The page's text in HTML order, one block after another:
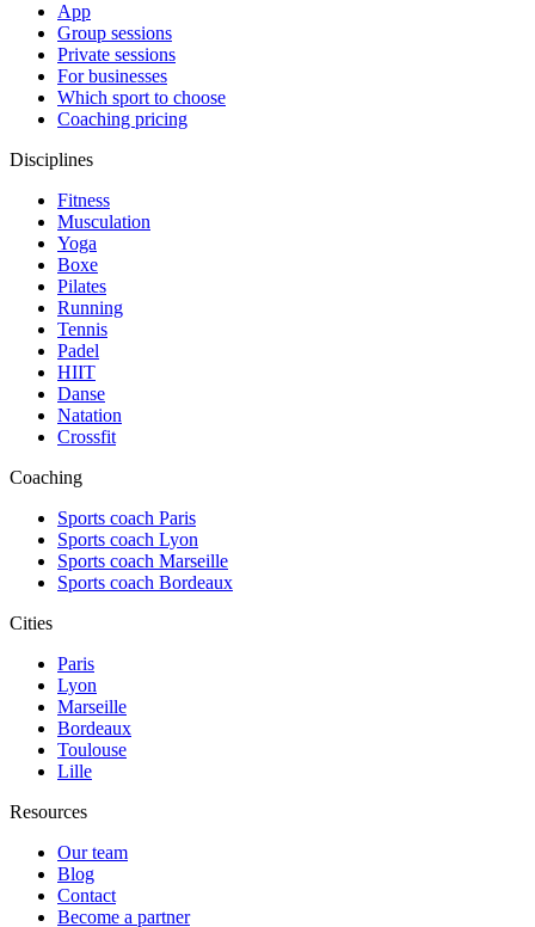
App
Group sessions
Private sessions
For businesses
Which sport to choose
Coaching pricing
Disciplines
Fitness
Musculation
Yoga
Boxe
Pilates
Running
Tennis
Padel
HIIT
Danse
Natation
Crossfit
Coaching
Sports coach Paris
Sports coach Lyon
Sports coach Marseille
Sports coach Bordeaux
Cities
Paris
Lyon
Marseille
Bordeaux
Toulouse
Lille
Resources
Our team
Blog
Contact
Become a partner